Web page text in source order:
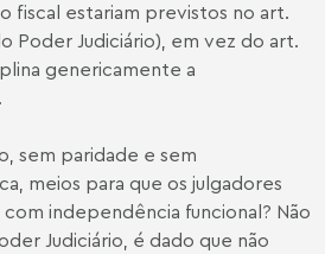
fiscal estariam previstos no art.
Poder Judiciário), em vez do art.
genericamente a
sem paridade e sem
meios para que os julgadores
independência funcional? Não
Judiciário, é dado que não